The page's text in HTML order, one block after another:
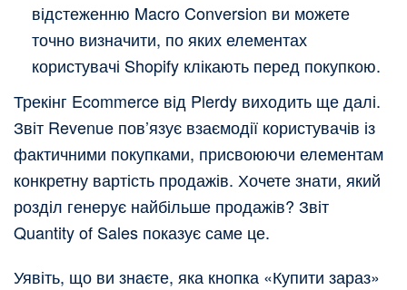
відстеженню Macro Conversion ви можете
точно визначити, по яких елементах
користувачі Shopify клікають перед покупкою.
Трекінг Ecommerce від Plerdy виходить ще далі.
Звіт Revenue пов’язує взаємодії користувачів із
фактичними покупками, присвоюючи елементам
конкретну вартість продажів. Хочете знати, який
розділ генерує найбільше продажів? Звіт
Quantity of Sales показує саме це.
Уявіть, що ви знаєте, яка кнопка «Купити зараз»